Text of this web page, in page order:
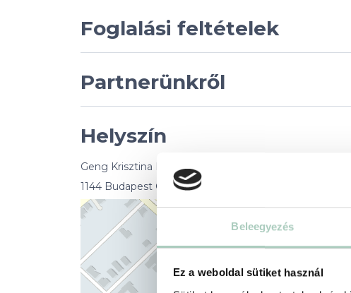
Beleegyezés
Ez a weboldal sütiket használ
Foglalási feltételek
Partnerünkről
Helyszín
Geng Krisztina Kézápoló-Műkörömépítő
1144 Budapest Csertő park 2